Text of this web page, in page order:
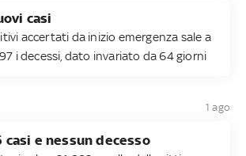
casi
accertati da inizio emergenza sale a
i decessi, dato invariato da 64 giorni
1 ago
casi e nessun decesso